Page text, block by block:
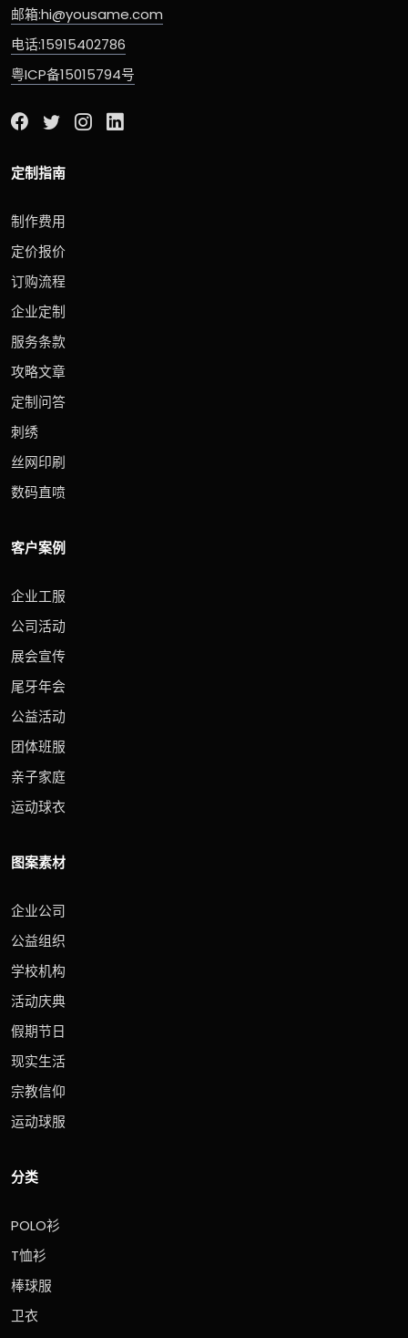
邮箱:hi@yousame.com
电话:15915402786
粤ICP备15015794号
定制指南
制作费用
定价报价
订购流程
企业定制
服务条款
攻略文章
定制问答
刺绣
丝网印刷
数码直喷
客户案例
企业工服
公司活动
展会宣传
尾牙年会
公益活动
团体班服
亲子家庭
运动球衣
图案素材
企业公司
公益组织
学校机构
活动庆典
假期节日
现实生活
宗教信仰
运动球服
分类
POLO衫
T恤衫
棒球服
卫衣